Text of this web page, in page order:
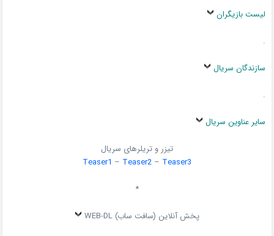
لیست بازیگران
.
سازندگان سریال
.
سایر عناوین سریال
تیزر و تریلرهای سریال
Teaser1 – Teaser2 – Teaser3
*
پخش آنلاین (سافت ساب) WEB-DL